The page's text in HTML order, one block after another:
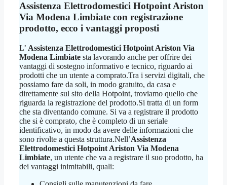
Assistenza Elettrodomestici Hotpoint Ariston
Via Modena Limbiate con registrazione
prodotto, ecco i vantaggi proposti
L’ Assistenza Elettrodomestici Hotpoint Ariston Via
Modena Limbiate sta lavorando anche per offrire dei
vantaggi di sostegno informativo e tecnico, riguardo ai
prodotti che un utente a comprato.Tra i servizi digitali, che
possiamo fare da soli, in modo gratuito, da casa e
direttamente sul sito della Hotpoint, troviamo quello che
riguarda la registrazione del prodotto.Si tratta di un form
che sta diventando comune. Si va a registrare il prodotto
che si è comprato, che è completo di un seriale
identificativo, in modo da avere delle informazioni che
sono rivolte a questa struttura.Nell’Assistenza
Elettrodomestici Hotpoint Ariston Via Modena
Limbiate, un utente che va a registrare il suo prodotto, ha
dei vantaggi inimitabili, quali: